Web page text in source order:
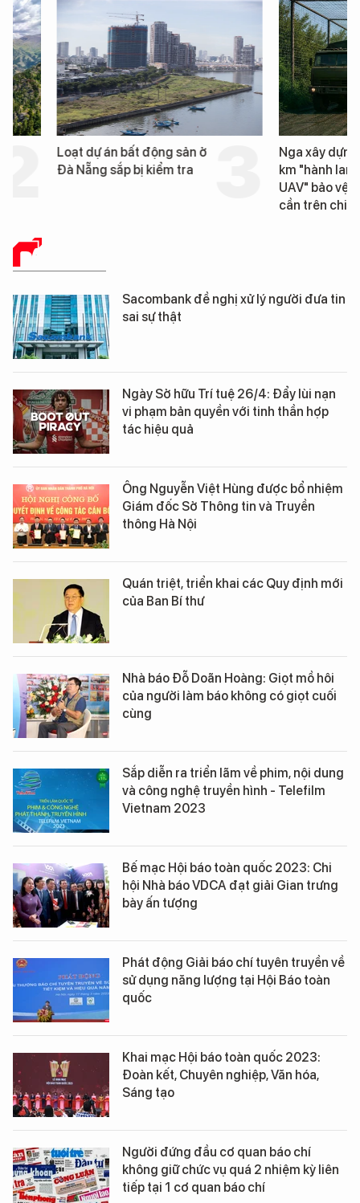
Loạt dự án bất động sản ở
Đà Nẵng sắp bị kiểm tra
Nga xây dựng hơn
km "hành lang chống
UAV" bảo vệ tuyến
cần trên chiến trường
BÁO CHÍ SỐ
Sacombank đề nghị xử lý người đưa tin
sai sự thật
Ngày Sở hữu Trí tuệ 26/4: Đẩy lùi nạn
vi phạm bản quyền với tinh thần hợp
tác hiệu quả
Ông Nguyễn Việt Hùng được bổ nhiệm
Giám đốc Sở Thông tin và Truyền
thông Hà Nội
Quán triệt, triển khai các Quy định mới
của Ban Bí thư
Nhà báo Đỗ Doãn Hoàng: Giọt mồ hôi
của người làm báo không có giọt cuối
cùng
Sắp diễn ra triển lãm về phim, nội dung
và công nghệ truyền hình - Telefilm
Vietnam 2023
Bế mạc Hội báo toàn quốc 2023: Chi
hội Nhà báo VDCA đạt giải Gian trưng
bày ấn tượng
Phát động Giải báo chí tuyên truyền về
sử dụng năng lượng tại Hội Báo toàn
quốc
Khai mạc Hội báo toàn quốc 2023:
Đoàn kết, Chuyên nghiệp, Văn hóa,
Sáng tạo
Người đứng đầu cơ quan báo chí
không giữ chức vụ quá 2 nhiệm kỳ liên
tiếp tại 1 cơ quan báo chí